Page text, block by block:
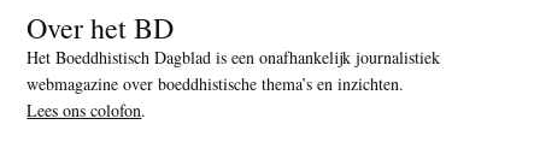
Over het BD
Het Boeddhistisch Dagblad is een onafhankelijk journalistiek
webmagazine over boeddhistische thema’s en inzichten.
Lees ons colofon.